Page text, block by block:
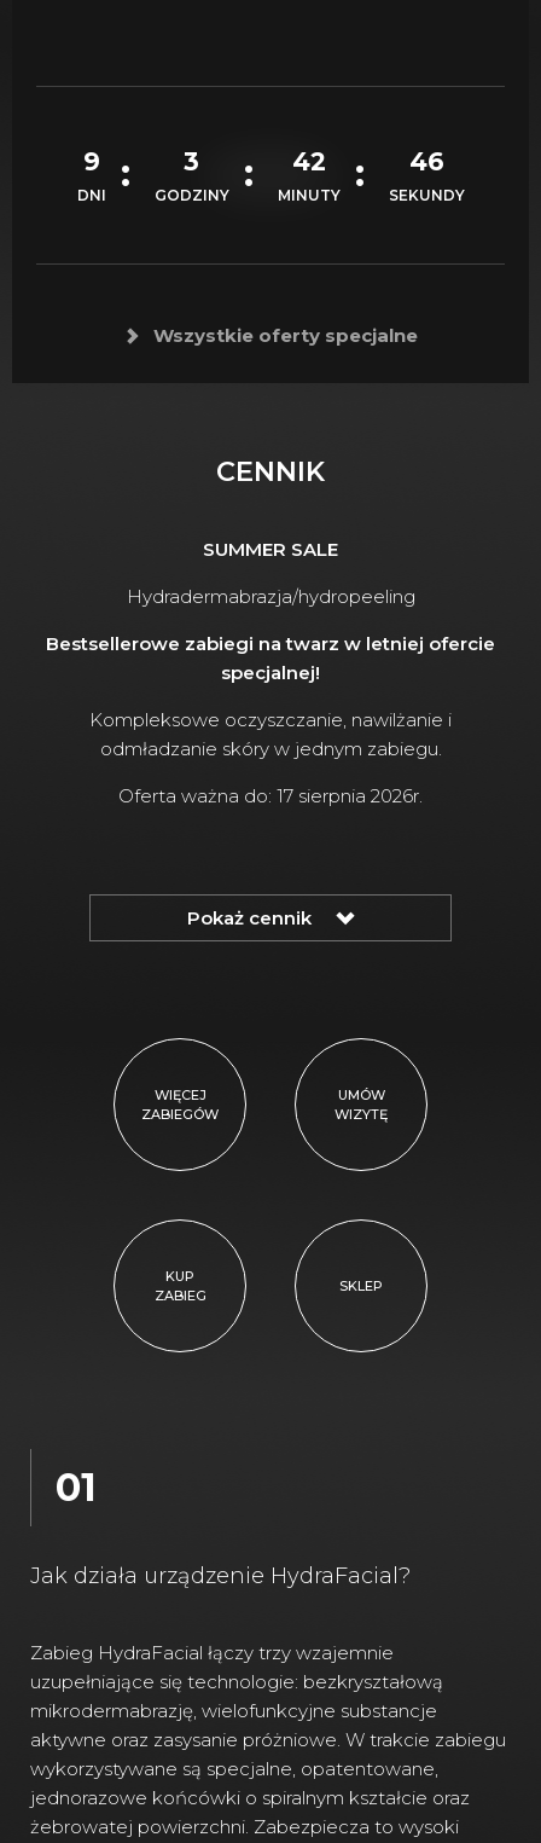
9
DNI
3
GODZINY
42
MINUTY
44
SEKUNDY
Wszystkie oferty specjalne
CENNIK
SUMMER SALE
Hydradermabrazja/hydropeeling
Bestsellerowe zabiegi na twarz w letniej ofercie
specjalnej!
Kompleksowe oczyszczanie, nawilżanie i
odmładzanie skóry w jednym zabiegu.
Oferta ważna do: 17 sierpnia 2026r.
Pokażcennik
WIĘCEJ
ZABIEGÓW
UMÓW
WIZYTĘ
KUP
ZABIEG
SKLEP
01
Jak działa urządzenie HydraFacial?
Zabieg HydraFacial łączy trzy wzajemnie
uzupełniające się technologie: bezkryształową
mikrodermabrazję, wielofunkcyjne substancje
aktywne oraz zasysanie próżniowe. W trakcie zabiegu
wykorzystywane są specjalne, opatentowane,
jednorazowe końcówki o spiralnym kształcie oraz
żebrowatej powierzchni. Zabezpiecza to wysoki